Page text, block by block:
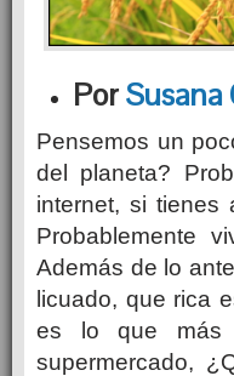
PorSusana
Pensemos un
del planeta?
internet, si tienes
Probablemente
Además de lo
licuado, que rica
es lo que más
supermercado,